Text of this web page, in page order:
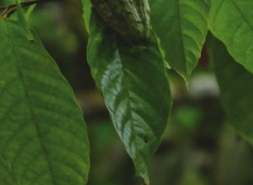
NOUVELLES